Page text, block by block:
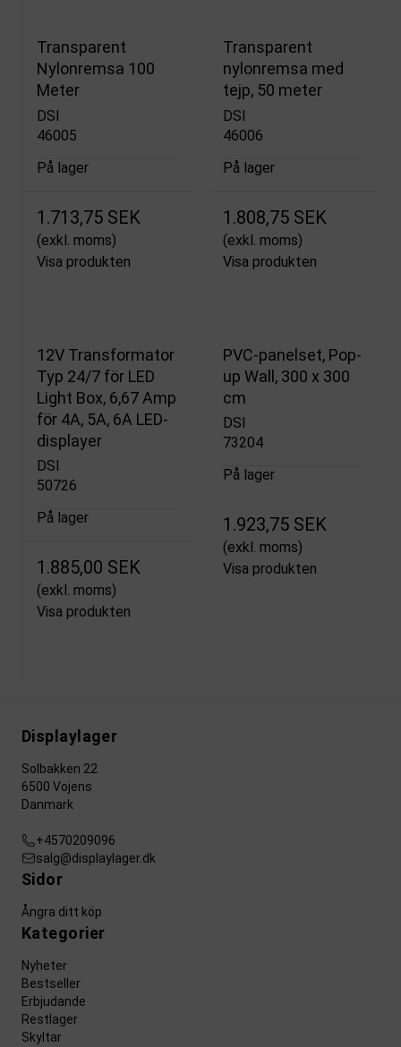
Transparent
Nylonremsa 100
Meter
DSI
46005
På lager
1.713,75 SEK
(exkl. moms)
Visa produkten
Transparent
nylonremsa med
tejp, 50 meter
DSI
46006
På lager
1.808,75 SEK
(exkl. moms)
Visa produkten
12V Transformator
Typ 24/7 för LED
Light Box, 6,67 Amp
för 4A, 5A, 6A LED-
displayer
DSI
50726
På lager
1.885,00 SEK
(exkl. moms)
Visa produkten
PVC-panelset, Pop-
up Wall, 300 x 300
cm
DSI
73204
På lager
1.923,75 SEK
(exkl. moms)
Visa produkten
Displaylager
Solbakken 22
6500 Vojens
Danmark
+4570209096
salg@displaylager.dk
Sidor
Ångra ditt köp
Kategorier
Nyheter
Bestseller
Erbjudande
Restlager
Skyltar